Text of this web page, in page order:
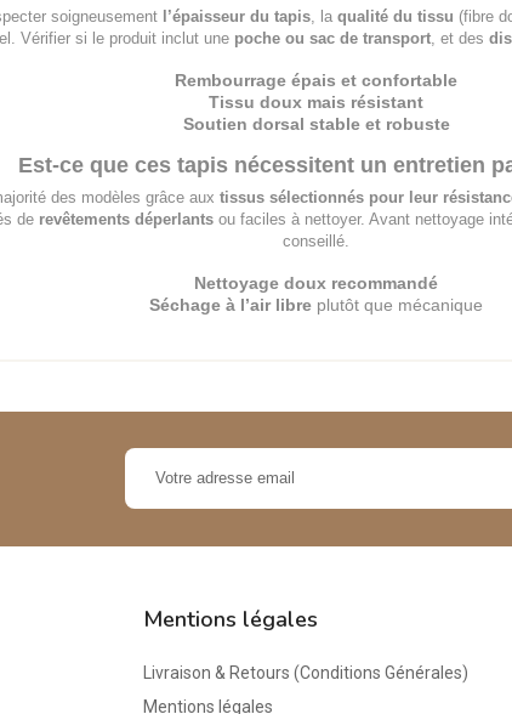
soigneusement l’épaisseur du tapis, la qualité du tissu (fibre
Vérifier si le produit inclut une poche ou sac de transport, et des
Rembourrage épais et confortable
Tissu doux mais résistant
Soutien dorsal stable et robuste
Est-ce que ces tapis nécessitent un entretien
des modèles grâce aux tissus sélectionnés pour leur
de revêtements déperlantsou faciles à nettoyer. Avant nettoyage
conseillé.
Nettoyage doux recommandé
Séchage à l’air libre plutôt que mécanique
Mentions légales
Livraison & Retours (Conditions Générales)
Mentions légales